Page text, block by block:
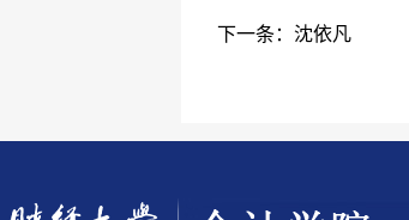
下一条： 沈依凡